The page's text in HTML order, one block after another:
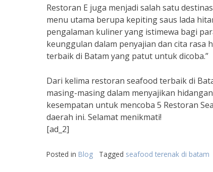
Restoran E juga menjadi salah satu
menu utama berupa kepiting saus lada
pengalaman kuliner yang istimewa bagi
keunggulan dalam penyajian dan cita rasa
terbaik di Batam yang patut untuk dicoba.”
Dari kelima restoran seafood terbaik di
masing-masing dalam menyajikan
kesempatan untuk mencoba 5 Restoran
daerah ini. Selamat menikmati!
[ad_2]
Posted in Blog Tagged seafood terenak di batam